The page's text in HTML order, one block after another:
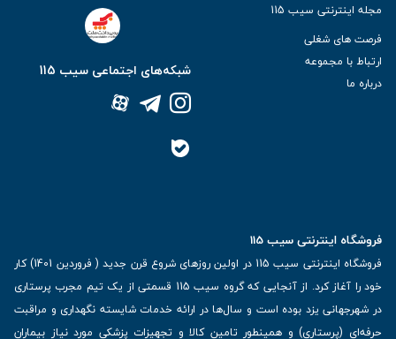
مجله اینترنتی سیب 115
فرصت های شغلی
ارتباط با مجموعه
درباره ما
شبکه‌های اجتماعی سیب 115
فروشگاه اینترنتی سیب 115
فروشگاه اینترنتی سیب 115 در اولین روزهای شروع قرن جدید ( فروردین 1401) کار
خود را آغاز کرد. از آنجایی که گروه سیب 115 قسمتی از یک تیم مجرب پرستاری
در شهرجهانی یزد بوده است و سال‌ها در ارائه خدمات شایسته نگهداری و مراقبت
حرفه‌ای (پرستاری) و همینطور تامین کالا و تجهیزات پزشکی مورد نیاز بیماران